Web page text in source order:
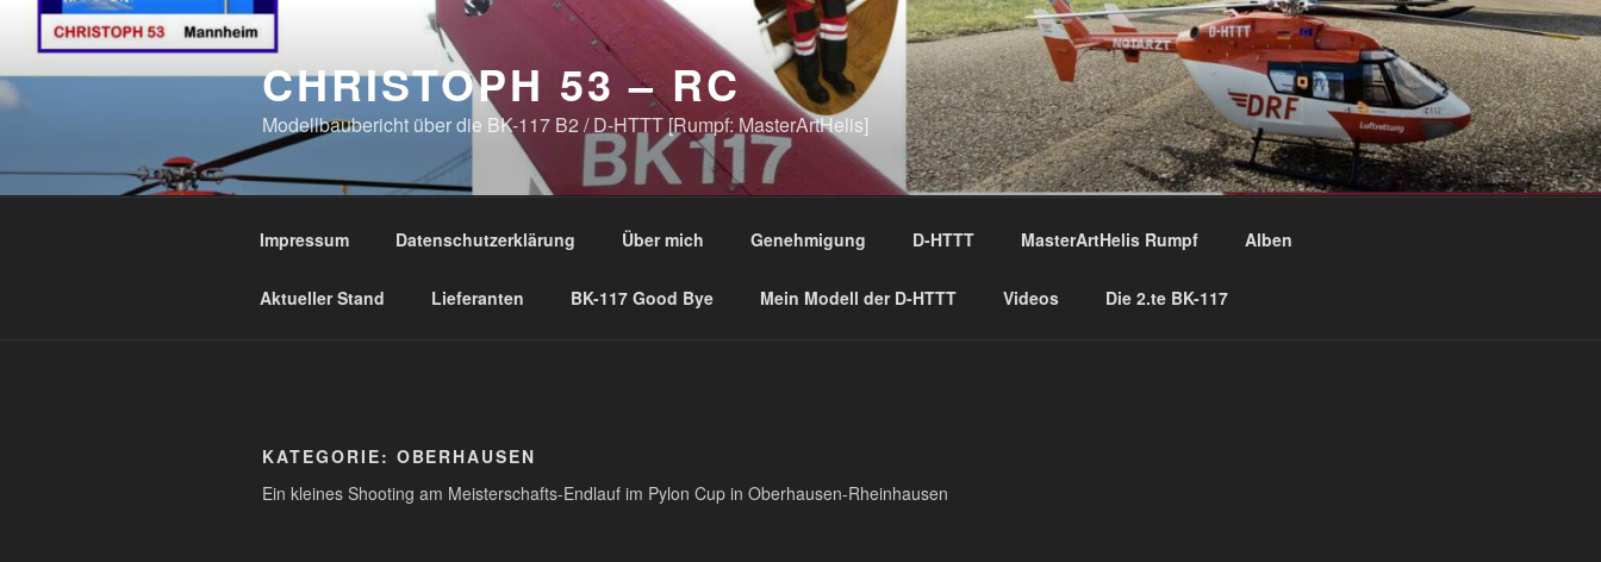
Inhalt
springen
CHRISTOPH 53 – RC
Modellbaubericht über die BK-117 B2 / D-HTTT [Rumpf: MasterArtHelis]
Impressum Datenschutzerklärung Über mich Genehmigung D-HTTT MasterArtHelis Rumpf Alben
Aktueller Stand Lieferanten BK-117 Good Bye Mein Modell der D-HTTT Videos Die 2.te BK-117
KATEGORIE: OBERHAUSEN
Ein kleines Shooting am Meisterschafts-Endlauf im Pylon Cup in Oberhausen-Rheinhausen